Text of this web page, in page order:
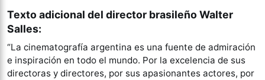
Texto adicional del director brasileño Walter
Salles:
“La cinematografía argentina es una fuente de admiración
e inspiración en todo el mundo. Por la excelencia de sus
directoras y directores, por sus apasionantes actores, por